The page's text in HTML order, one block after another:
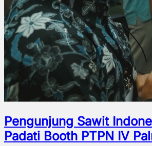
Pengunjung Sawit
Padati Booth PTPN IV